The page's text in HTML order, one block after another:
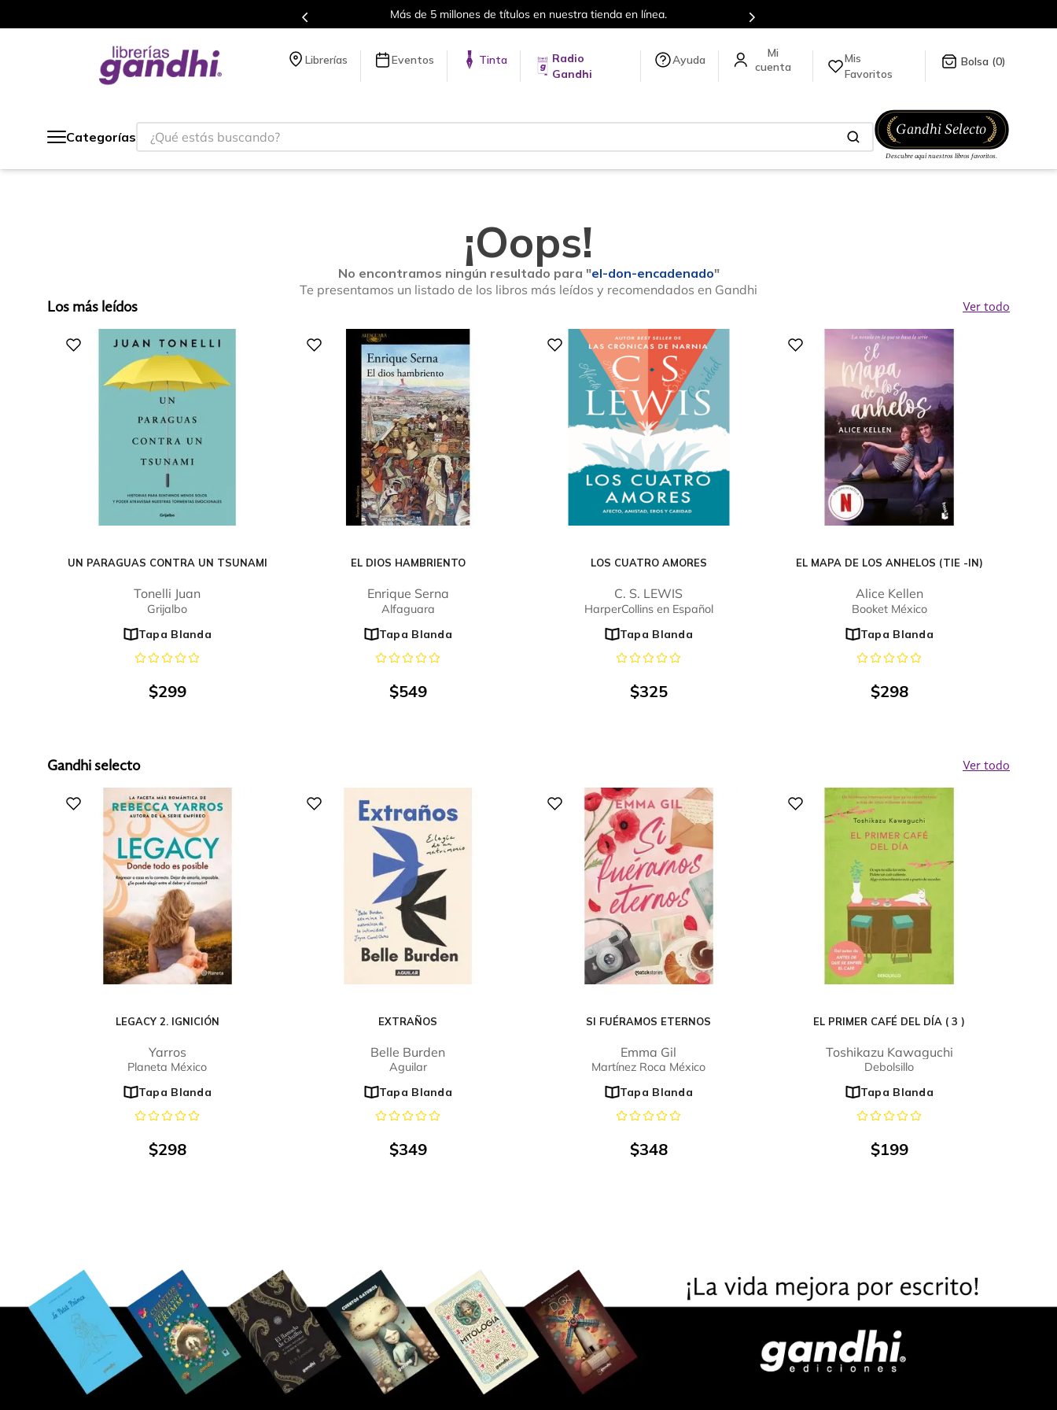
Envíos a todo el mundo, para más información da click aquí
Librerías Eventos Tinta
Radio
Gandhi
Ayuda
Mis
Favoritos
0
Categorías
¿Qué estás buscando?
¡Oops!
No encontramos ningún resultado para "el-don-encadenado"
Te presentamos un listado de los libros más leídos y recomendados en Gandhi
Los más leídos
Ver todo
UN PARAGUAS CONTRA UN TSUNAMI
Tonelli Juan
Grijalbo
Tapa Blanda
$299
EL DIOS HAMBRIENTO
Enrique Serna
Alfaguara
Tapa Blanda
$549
LOS CUATRO AMORES
C. S. LEWIS
HarperCollins en Español
Tapa Blanda
$325
EL MAPA DE LOS ANHELOS (TIE -IN)
Alice Kellen
Booket México
Tapa Blanda
$298
Gandhi selecto Ver todo
LEGACY 2. IGNICIÓN
Yarros
Planeta México
Tapa Blanda
$298
EXTRAÑOS
Belle Burden
Aguilar
Tapa Blanda
$349
SI FUÉRAMOS ETERNOS
Emma Gil
Martínez Roca México
Tapa Blanda
$348
EL PRIMER CAFÉ DEL DÍA ( 3 )
Toshikazu Kawaguchi
Debolsillo
Tapa Blanda
$199